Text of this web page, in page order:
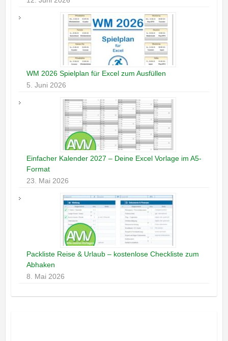
WM 2026 Spielplan für Excel zum Ausfüllen
5. Juni 2026
Einfacher Kalender 2027 – Deine Excel Vorlage im A5-
Format
23. Mai 2026
Packliste Reise & Urlaub – kostenlose Checkliste zum
Abhaken
8. Mai 2026